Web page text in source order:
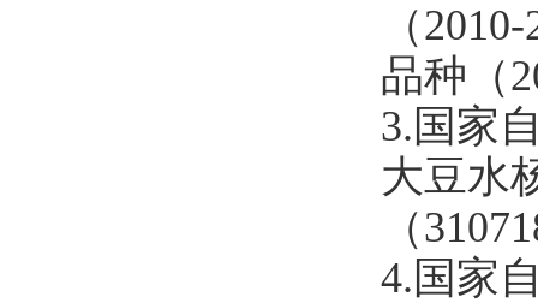
（2010-
品种（
3.国家
大豆水
（
4.国家